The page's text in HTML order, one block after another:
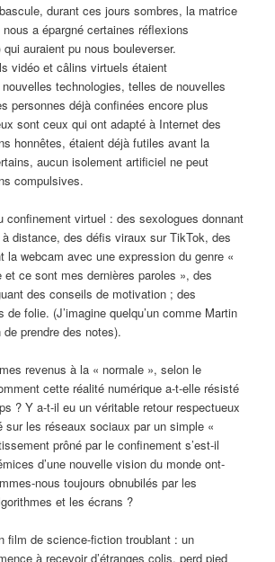
durant ces jours sombres, la matrice
a épargné certaines réflexions
auraient pu nous bouleverser.
vidéo et câlins virtuels étaient
technologies, telles de nouvelles
personnes déjà confinées encore plus
sont ceux qui ont adapté à Internet des
honnêtes, étaient déjà futiles avant la
aucun isolement artificiel ne peut
compulsives.
confinement virtuel : des sexologues donnant
distance, des défis viraux sur TikTok, des
la webcam avec une expression du genre «
et ce sont mes dernières paroles », des
des conseils de motivation ; des
folie. (J’imagine quelqu’un comme Martin
prendre des notes).
revenus à la « normale », selon le
cette réalité numérique a-t-elle résisté
? Y a-t-il eu un véritable retour respectueux
sur les réseaux sociaux par un simple «
prôné par le confinement s’est-il
d’une nouvelle vision du monde ont-
nous toujours obnubilés par les
et les écrans ?
film de science-fiction troublant : un
à recevoir d’étranges colis, perd pied